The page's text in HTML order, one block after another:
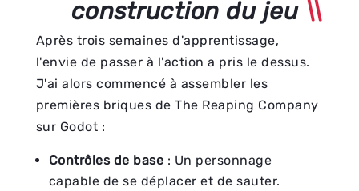
construction du jeu
Après trois semaines d'apprentissage,
l'envie de passer à l'action a pris le dessus.
J'ai alors commencé à assembler les
premières briques de The Reaping Company
sur Godot :
Contrôles de base : Un personnage
capable de se déplacer et de sauter.